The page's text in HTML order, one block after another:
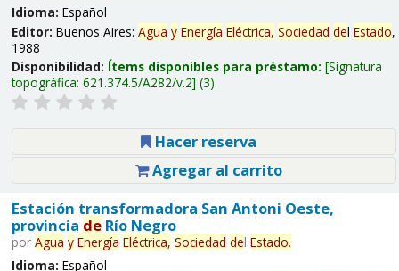
Idioma: Español
Editor: Buenos Aires: Agua y Energía Eléctrica, Sociedad del Estado,
1988
Disponibilidad: Ítems disponibles para préstamo: Signatura
topográfica: 621.374.5/A282/v.2 (3).
Hacer reserva
Agregar al carrito
Estación transformadora San Antoni Oeste,
provincia deRío Negro
por Agua y Energía Eléctrica, Sociedad del Estado.
Idioma: Español